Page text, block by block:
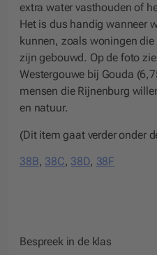
extra water vasthouden of
Het is dus handig wanneer
kunnen, zoals woningen
zijn gebouwd. Op de foto
Westergouwe bij Gouda
mensen die Rijnenburg
en natuur.
(Dit item gaat verder onder
38B, 38C, 38D, 38F
Bespreek in de klas